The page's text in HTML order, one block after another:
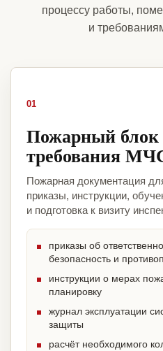
процессу работы,
и
01
Пожарный блок
требования
Пожарная документация
приказы, инструкции,
и подготовка к визиту
приказы об
безопасность и
инструкции о мерах
планировку
журнал эксплуатации
защиты
расчёт необходимого